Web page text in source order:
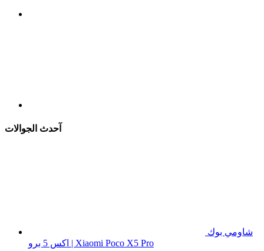
آحدث الجوالات
شاومي بوك
اكس 5 برو | Xiaomi Poco X5 Pro